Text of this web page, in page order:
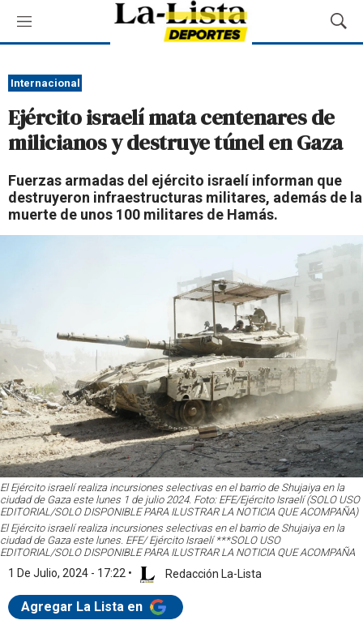
M
e
ú
M
o
B
s
q
d
Internacional
Ejército israelí mata centenares de
milicianos y destruye túnel en Gaza
Fuerzas armadas del ejército israelí informan que
destruyeron infraestructuras militares, además de la
muerte de unos 100 militares de Hamás.
El Ejército israelí realiza incursiones selectivas en el barrio de Shujaiya en la
ciudad de Gaza este lunes 1 de julio 2024. Foto: EFE/Ejército Israelí (SOLO USO
EDITORIAL/SOLO DISPONIBLE PARA ILUSTRAR LA NOTICIA QUE ACOMPAÑA)
El Ejército israelí realiza incursiones selectivas en el barrio de Shujaiya en la
ciudad de Gaza este lunes. EFE/ Ejército Israelí ***SOLO USO
EDITORIAL/SOLO DISPONIBLE PARA ILUSTRAR LA NOTICIA QUE ACOMPAÑA
1 De Julio, 2024 - 17:22 • Redacción La-Lista
Agregar La Lista en